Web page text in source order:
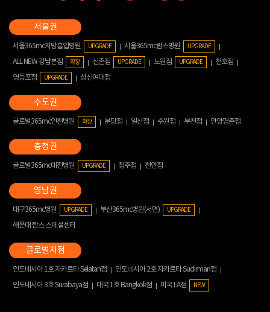
서울365mc지방흡입병원 UPGRADE 서울365mc람스병원 UPGRADE
ALL NEW 강남본점 확장 신촌점 UPGRADE 노원점 UPGRADE
천호점
영등포점
UPGRADE 성신여대점
글로벌365mc인천병원 확장 분당점 일산점 수원점 부천점 안양평촌점
글로벌365mc대전병원 UPGRADE 청주점 천안점
대구365mc병원 UPGRADE 부산365mc병원(서면) UPGRADE
해운대 람스 스페셜센터
인도네시아 1호 자카르타 Selatan점
인도네시아 2호 자카르타 Sudirman점
인도네시아 3호 Surabaya점
태국 1호 Bangkok점 미국 LA점 NEW